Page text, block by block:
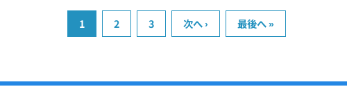
1 2 3 次へ › 最後へ »